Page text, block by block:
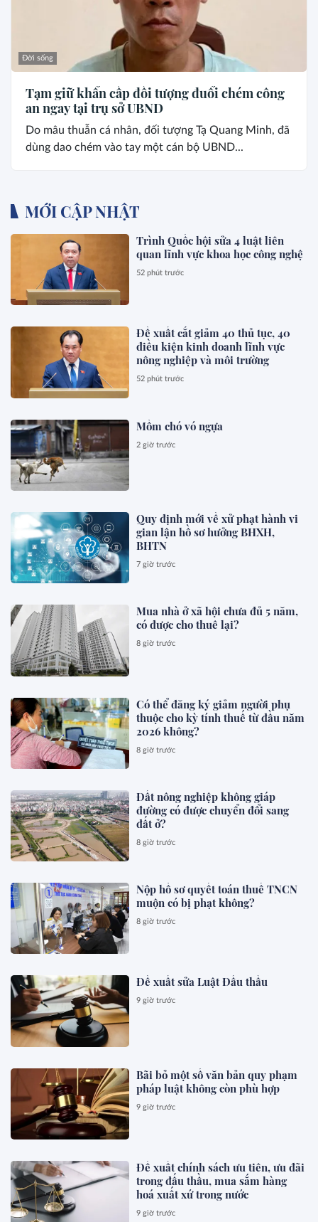
Đời sống
Tạm giữ khẩn cấp đối tượng đuổi chém công
an ngay tại trụ sở UBND
Do mâu thuẫn cá nhân, đối tượng Tạ Quang Minh, đã
dùng dao chém vào tay một cán bộ UBND...
MỚI CẬP NHẬT
Trình Quốc hội sửa 4 luật liên
quan lĩnh vực khoa học công nghệ
52 phút trước
Đề xuất cắt giảm 40 thủ tục, 40
điều kiện kinh doanh lĩnh vực
nông nghiệp và môi trường
52 phút trước
Mồm chó vó ngựa
2 giờ trước
Quy định mới về xử phạt hành vi
gian lận hồ sơ hưởng BHXH,
BHTN
7 giờ trước
Mua nhà ở xã hội chưa đủ 5 năm,
có được cho thuê lại?
8 giờ trước
Có thể đăng ký giảm người phụ
thuộc cho kỳ tính thuế từ đầu năm
2026 không?
8 giờ trước
Đất nông nghiệp không giáp
đường có được chuyển đổi sang
đất ở?
8 giờ trước
Nộp hồ sơ quyết toán thuế TNCN
muộn có bị phạt không?
8 giờ trước
Đề xuất sửa Luật Đấu thầu
9 giờ trước
Bãi bỏ một số văn bản quy phạm
pháp luật không còn phù hợp
9 giờ trước
Đề xuất chính sách ưu tiên, ưu đãi
trong đấu thầu, mua sắm hàng
hoá xuất xứ trong nước
9 giờ trước